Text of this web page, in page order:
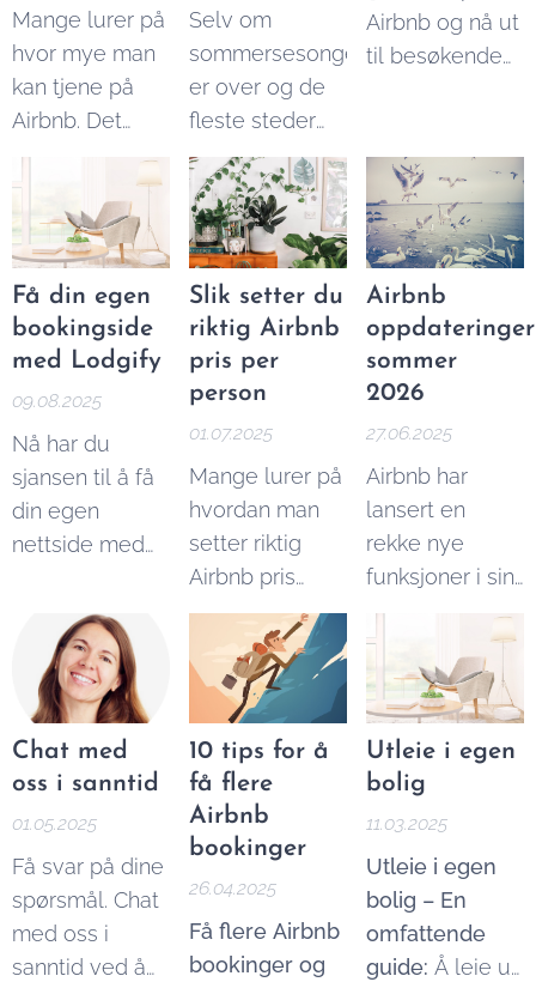
på disse
plattformene,
mens utleiere
kan tjene bedre
ved å
annonsere på
flere steder.
English version:
Alternatives to
Airbnb
overnatting
både til private
Mange lurer på
hvor mye man
kan tjene på
Airbnb. Det
korte svaret er
at man kan
tjene
ubegrenset
ved å leie ut på
Airbnb fordi du
selv setter
prisen. Du må
høyde for
faktorer som
beliggenhet,
type bolig,
skatteregler.
Ved å bruke
vår enkle
Airbnb
kalkulator
nedenfor, kan
du selv finne ut
hvor mye man
kan tjene på
Airbnb:...
Selv om
sommersesongen
er over og de
fleste steder
får færre
tilreisende
sammenlignet
med
sommeren,
finnes det gode
muligheter for
å få leid ut på
Airbnb på
vinteren. Her er
mine beste
tips:
Airbnb og nå ut
til besøkende
tjenestene du
kan tilby:
Få din egen
bookingside
med Lodgify
09.08.2025
Nå har du
sjansen til å få
din egen
nettside med
bookingmuligheter
– uten å være
avhengig av
tredjepartsplattformer
som Airbnb
eller
kan være høye
og kontrollen
begrenset.
Slik setter du
riktig Airbnb
pris per
person
01.07.2025
Mange lurer på
hvordan man
setter riktig
Airbnb pris
person. I denne
enkle guiden
forklarer vi
hvordan.
Airbnb
oppdateringer
sommer
2026
27.06.2025
Airbnb har
lansert en
rekke nye
funksjoner i sin
2025, og denne
gangen satser
plattformen på
mer enn bare
overnatting.
Chat med
oss i sanntid
01.05.2025
Få svar på dine
spørsmål. Chat
med oss i
sanntid ved å
10 tips for å
få flere
Airbnb
bookinger
26.04.2025
Få flere Airbnb
bookinger og
Utleie i egen
bolig
11.03.2025
Utleie i egen
bolig – En
omfattende
guide: Å leie ut